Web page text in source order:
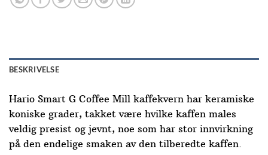
BESKRIVELSE
Hario Smart G Coffee Mill kaffekvern har keramiske
koniske grader, takket være hvilke kaffen males
veldig presist og jevnt, noe som har stor innvirkning
på den endelige smaken av den tilberedte kaffen.